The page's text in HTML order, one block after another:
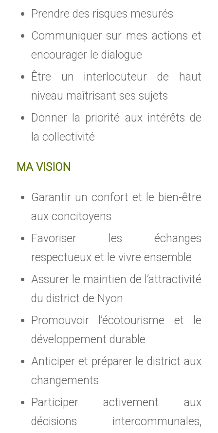
Prendre des risques mesurés
Communiquer sur mes actions et
encourager le dialogue
Être un interlocuteur de haut
niveau maîtrisant ses sujets
Donner la priorité aux intérêts de
la collectivité
MA VISION
Garantir un confort et le bien-être
aux concitoyens
Favoriser les échanges
respectueux et le vivre ensemble
Assurer le maintien de l’attractivité
du district de Nyon
Promouvoir l’écotourisme et le
développement durable
Anticiper et préparer le district aux
changements
Participer activement aux
décisions intercommunales,